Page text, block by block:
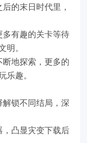
的末日时代里，
有趣的关卡等待
。
地探索，更多的
趣。
锁不同结局，深
凸显灾变下载后